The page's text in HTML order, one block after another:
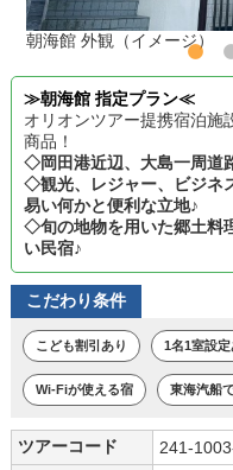
朝海館 外観（イメージ）
≫朝海館 指定プラン≪
オリオンツアー提携宿泊施
商品！
◇岡田港近辺、大島一周道
◇観光、レジャー、ビジネ
易い何かと便利な立地♪
◇旬の地物を用いた郷土料
い民宿♪
こだわり条件
こども割引あり 1名1室設定
Wi-Fiが使える宿 東海汽船
ツアーコード
241-